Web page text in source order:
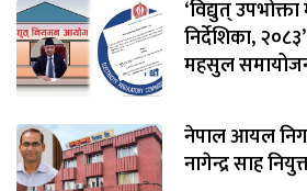
‘विद्युत्
निर्देशिका,
महसुल समायोजन
नेपाल आयल
नागेन्द्र साह